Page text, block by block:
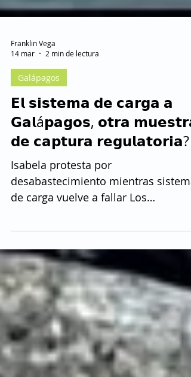
Franklin Vega
14 mar
2 min de lectura
Galápagos
𝗘𝗹 𝘀𝗶𝘀𝘁𝗲𝗺𝗮 𝗱𝗲 𝗰𝗮𝗿𝗴𝗮 𝗮
𝗚𝗮𝗹á𝗽𝗮𝗴𝗼𝘀, 𝗼𝘁𝗿𝗮 𝗺𝘂𝗲𝘀𝘁𝗿𝗮
𝗱𝗲 𝗰𝗮𝗽𝘁𝘂𝗿𝗮 𝗿𝗲𝗴𝘂𝗹𝗮𝘁𝗼𝗿𝗶𝗮?
Isabela protesta por
desabastecimiento mientras sistema
sus puertas en señal de protesta por
el desabastecimiento que afecta a la
población. La medida coincidió con
desembarque de carga desde el BAE
Hualcopo de la Armada, que llegó
para suplir temporalmente al buque
Isla de La Plata. Hoy los comercios
la isla Isabela amanecieron cerrados